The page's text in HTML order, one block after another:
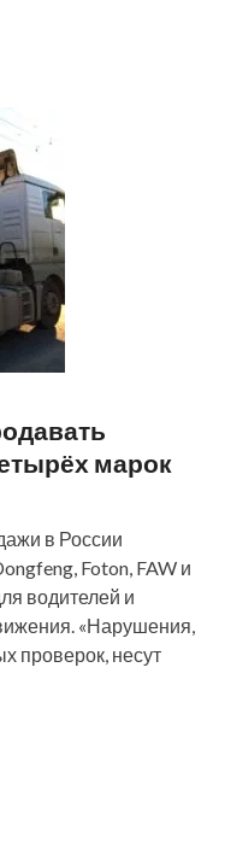
марок
в России
Foton, FAW и
водителей и
«Нарушения,
проверок, несут